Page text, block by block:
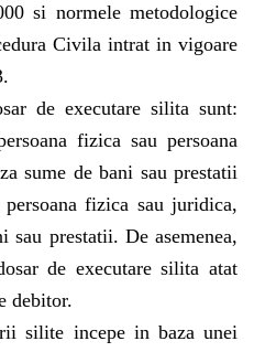
si normele metodologice
Civila intrat in vigoare
executare silita sunt:
fizica sau persoana
sume de bani sau prestatii
fizica sau juridica,
sau prestatii. De asemenea,
de executare silita atat
debitor.
incepe in baza unei